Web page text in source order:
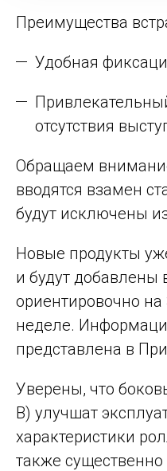
Преимущества
Удобная
отсутствия
Обращаем
вводятся взамен
будут исключены
Новые продукты
и будут добавлены
ориентировочно
неделе.
представлена в
Уверены, что
B) улучшат
характеристики
также